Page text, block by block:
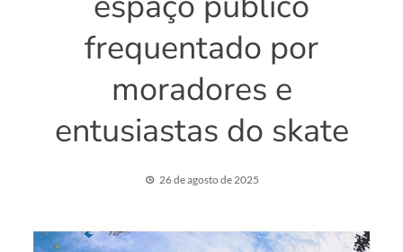
frequentado por
moradores e
entusiastas do skate
26 de agosto de 2025